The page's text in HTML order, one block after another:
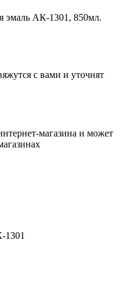
эмаль АК-1301, 850мл.
с вами и уточнят
магазина и может
1301